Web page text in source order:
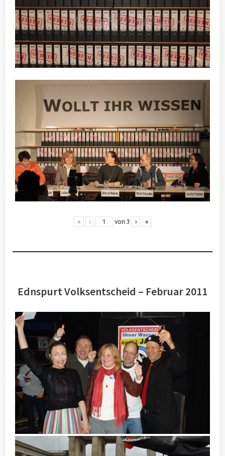
« ‹ von 3 › »
Ednspurt Volksentscheid – Februar 2011